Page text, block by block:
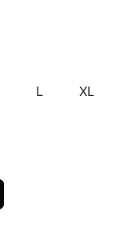
L XL